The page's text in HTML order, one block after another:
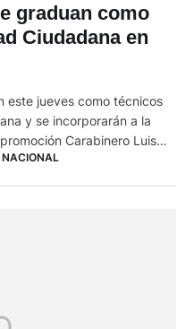
graduan como
Ciudadana en
este jueves como técnicos
y se incorporarán a la
Carabinero Luis
En un acto en las
NACIONAL